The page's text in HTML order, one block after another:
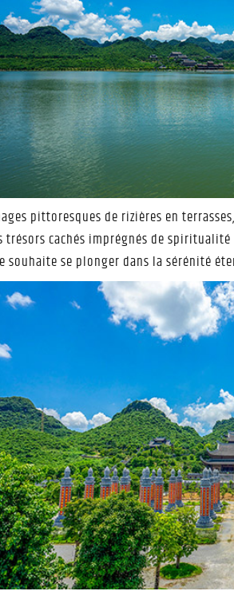
pittoresques de rizières en
cachés imprégnés de
se plonger dans la sérénité